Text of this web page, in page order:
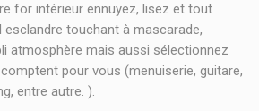
for intérieur ennuyez, lisez et tout
esclandre touchant à mascarade,
atmosphère mais aussi sélectionnez
pour vous (menuiserie, guitare,
entre autre. ).